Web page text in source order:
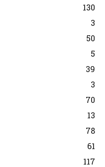
130
3
50
5
39
3
70
13
78
61
117